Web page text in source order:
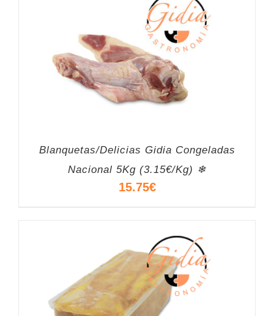
Blanquetas/Delicias Gidia Congeladas
Nacional 5Kg (3.15€/Kg) ❄
15.75€